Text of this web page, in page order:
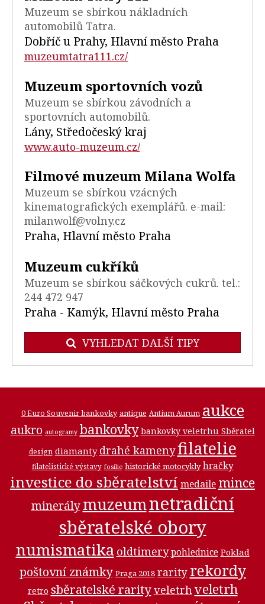
Muzeum se sbírkou nákladních
automobilů Tatra.
Dobříč u Prahy, Hlavní město Praha
muzeumtatra111.cz/
Muzeum sportovních vozů
Muzeum se sbírkou závodních a
sportovních automobilů.
Lány, Středočeský kraj
www.auto-muzeum.cz/
Filmové muzeum Milana Wolfa
Muzeum se sbírkou vzácných
kinematografických exemplářů. e-mail:
milanwolf@volny.cz
Praha, Hlavní město Praha
Muzeum cukříků
Muzeum se sbírkou sáčkových cukrů. tel.:
244 472 947
Praha - Kamýk, Hlavní město Praha
VYHLEDAT DALŠÍ TIPY
0 Euro Souvenir bankovky antique Antium Aurum aukce
aukro autogramy bankovky bankovky veletrhu Sběratel
design diamanty drahé kamenyfilatelie
filatelistické výstavy fosilie historické motocykly hračky
investice do sběratelství medaile mince
minerálymuzeumnetradiční
sběratelské obory
numismatika oldtimery pohlednice Poklad
poštovní známky Praga 2018 rarity rekordy
retro sběratelské rarityveletrhveletrh